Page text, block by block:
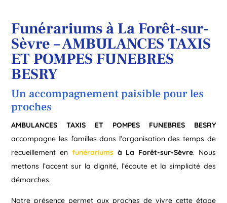
Funérariums à La Forêt-sur-
Sèvre – AMBULANCES TAXIS
ET POMPES FUNEBRES
BESRY
Un accompagnement paisible pour les
proches
AMBULANCES TAXIS ET POMPES FUNEBRES BESRY
accompagne les familles dans l’organisation des temps de
recueillement en funérariumsà La Forêt-sur-Sèvre. Nous
mettons l’accent sur la dignité, l’écoute et la simplicité des
démarches.
Notre présence permet aux proches de vivre cette étape